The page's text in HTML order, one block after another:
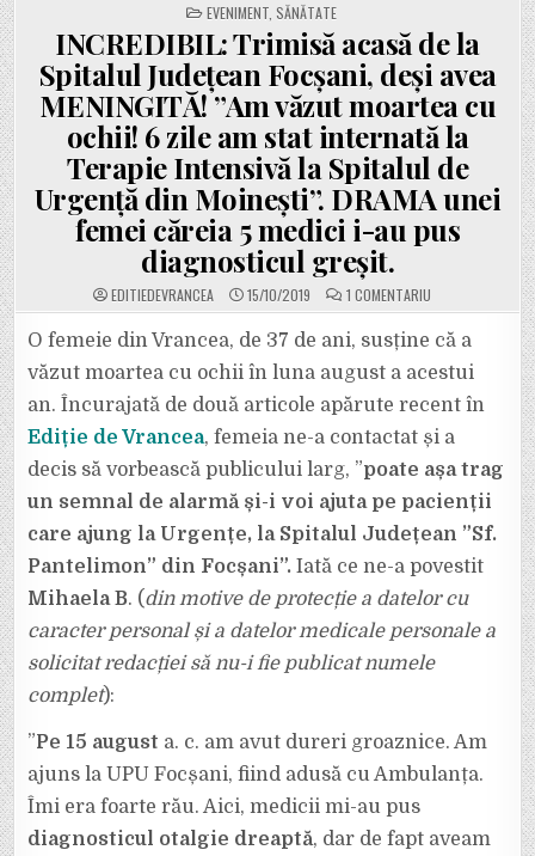
POSTED
IN
EVENIMENT SĂNĂTATE
INCREDIBIL: Trimisă acasă de la
Spitalul Județean Focșani, deși avea
MENINGITĂ! ”Am văzut moartea cu
ochii! 6 zile am stat internată la
Terapie Intensivă la Spitalul de
Urgență din Moinești”. DRAMA unei
femei căreia 5 medici i-au pus
diagnosticul greșit.
EDITIEDEVRANCEA 15/10/2019 1 COMENTARIULA
INCREDIBIL:
ACASĂ
DE
LA
SPITALUL
JUDEȚEAN
FOCȘANI,
AVEA
”AM
VĂZUT
MOARTEA
CU
OCHII!
6
AM
INTERNATĂ
LA
TERAPIE
INTENSIVĂ
SPITALUL
DRAMA
UNEI
FEMEI
CĂREIA
AU
O femeie din Vrancea, de 37 de ani, susține că a
văzut moartea cu ochii în luna august a acestui
an. Încurajată de două articole apărute recent în
Ediție de Vrancea, femeia ne-a contactat și a
decis să vorbească publicului larg, ”poate așa trag
un semnal de alarmă și-i voi ajuta pe pacienții
care ajung la Urgențe, la Spitalul Județean ”Sf.
Pantelimon” din Focșani”. Iată ce ne-a povestit
Mihaela B. (din motive de protecție a datelor cu
caracter personal și a datelor medicale personale a
solicitat redacției să nu-i fie publicat numele
complet):
”Pe 15 august a. c. am avut dureri groaznice. Am
ajuns la UPU Focșani, fiind adusă cu Ambulanța.
Îmi era foarte rău. Aici, medicii mi-au pus
diagnosticul otalgie dreaptă, dar de fapt aveam